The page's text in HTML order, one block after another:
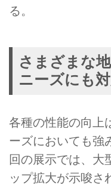
る。
さまざまな
ニーズにも
各種の性能の向上
ーズにおいても強
回の展示では、大
ップ拡大が示唆さ